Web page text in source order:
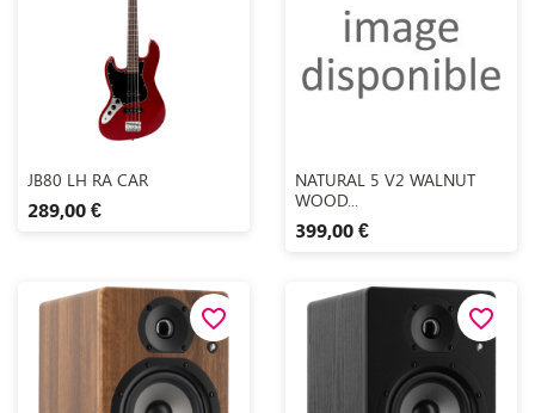
 Aperçu rapide
JB80 LH RA CAR
289,00 €
Aperçu rapide
NATURAL 5 V2 WALNUT
WOOD...
399,00 €
favorite_border favorite_border